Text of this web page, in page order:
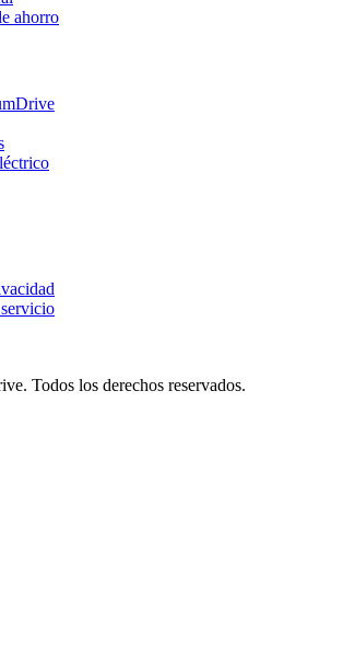
ahorro
Todos los derechos reservados.